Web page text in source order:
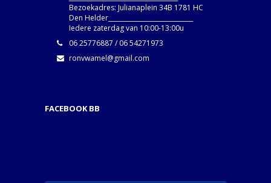
Bezoekadres: Julianaplein 34B 1781 HC
Den Helder____________________________
Iedere zaterdag van 10:00-13:00u
06 25776887 / 06 54271973
ronvwamel@gmail.com
FACEBOOK BB